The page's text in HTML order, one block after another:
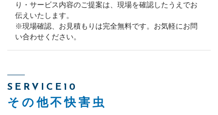
り・サービス内容のご提案は、現場を確認したうえでお
伝えいたします。
※現場確認、お見積もりは完全無料です。お気軽にお問
い合わせください。
SERVICE10
その他不快害虫